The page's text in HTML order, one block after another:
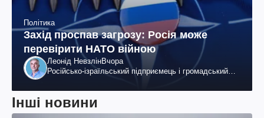
Політика
Захід проспав загрозу: Росія може
перевірити НАТО війною
Леонід НевзлінВчора
Російсько-ізраїльський підприємець і громадський
Інші новини